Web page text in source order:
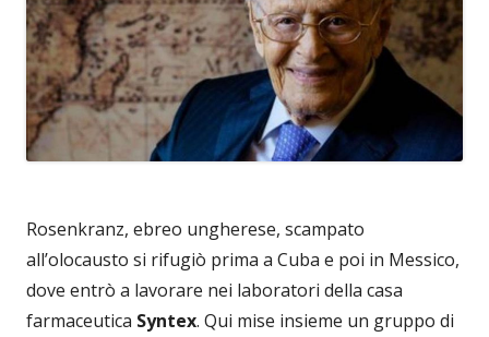
Rosenkranz, ebreo ungherese, scampato
all’olocausto si rifugiò prima a Cuba e poi in Messico,
dove entrò a lavorare nei laboratori della casa
farmaceutica Syntex. Qui mise insieme un gruppo di